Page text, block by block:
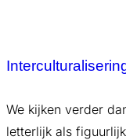
We kijken verder
letterlijk als